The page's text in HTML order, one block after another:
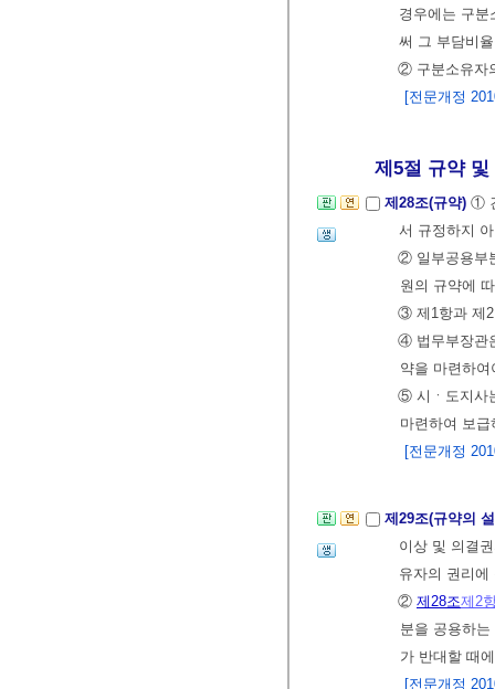
경우에는 구
써 그 부담비
② 구분소유자
[전문개정
제5절 규약 및
제28조(규약) ①
서 규정하지
② 일부공용부
원의 규약에
③ 제1항과 제2
④ 법무부장관
약을 마련하
⑤ 시ㆍ도지사
마련하여 보
[전문개정
제29조(규약의
이상 및 의결
유자의 권리
② 제28조제2
분을 공용하
가 반대할 때
[전문개정